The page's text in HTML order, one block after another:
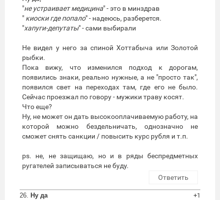
"не устраивает медицина" - это в минздрав
" киоски где попало" - надеюсь, разберется.
"хапуги-депутаты" - сами выбирали
Не видел у него за спиной Хоттабыча или Золотой
рыбки.
Пока вижу, что изменился подход к дорогам,
появились знаки, реально нужные, а не "просто так",
появился свет на переходах там, где его не было.
Сейчас проезжал по говору - мужики траву косят.
Что еще?
Ну, не может он дать высокооплачиваемую работу, на
которой можно бездельничать, однозначно не
сможет снять санкции / повысить курс рубля и т.п.
ps. не, не защищаю, но и в ряды беспредметных
ругателей записываться не буду.
Ответить
26. Ну да +1